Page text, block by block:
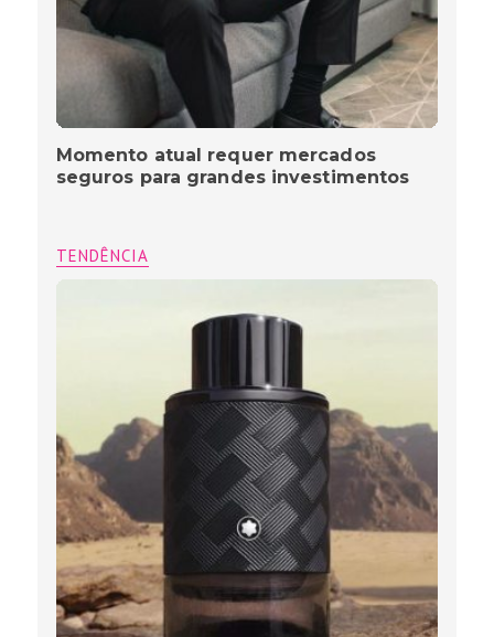
Momento atual requer mercados
seguros para grandes investimentos
TENDÊNCIA